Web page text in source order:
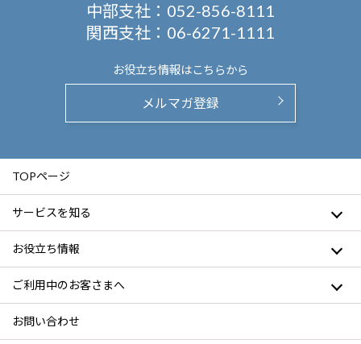
中部支社： 052-856-8111
関西支社： 06-6271-1111
お役立ち情報はこちらから
メルマガ登録
TOPページ
サービスを知る
お役立ち情報
ご利用中のお客さまへ
お問い合わせ